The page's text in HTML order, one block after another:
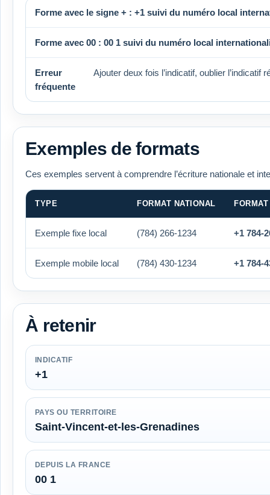
Forme avec le signe + : +1 suivi du numéro local
Forme avec 00 : 00 1 suivi du numéro local
Erreur
fréquente
Ajouter deux fois l’indicatif, oublier
Exemples de formats
Ces exemples servent à comprendre l’écriture nationale et
TYPE FORMAT NATIONAL
Exemple fixe local (784) 266-1234 +1 784-
Exemple mobile local (784) 430-1234 +1 784-
À retenir
INDICATIF
+1
PAYS OU TERRITOIRE
Saint-Vincent-et-les-Grenadines
DEPUIS LA FRANCE
00 1